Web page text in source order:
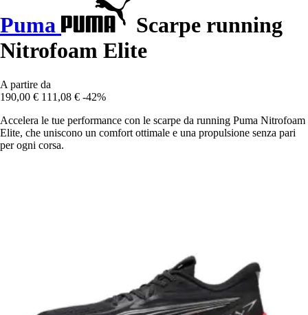
Puma
Scarpe running
Nitrofoam Elite
A partire da
190,00 € 111,08 € -42%
Accelera le tue performance con le scarpe da running Puma Nitrofoam
Elite, che uniscono un comfort ottimale e una propulsione senza pari
per ogni corsa.